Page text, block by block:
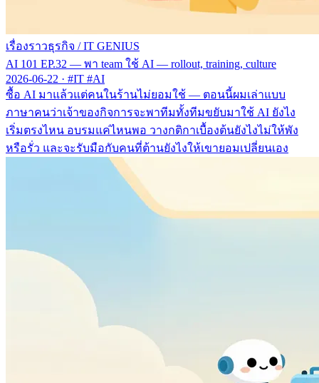
เรื่องราวธุรกิจ / IT GENIUS
AI 101 EP.32 — พา team ใช้ AI — rollout, training, culture
2026-06-22 · #IT #AI
ซื้อ AI มาแล้วแต่คนในร้านไม่ยอมใช้ — ตอนนี้ผมเล่าแบบ
ภาษาคนว่าเจ้าของกิจการจะพาทีมทั้งทีมขยับมาใช้ AI ยังไง
เริ่มตรงไหน อบรมแค่ไหนพอ วางกติกาเบื้องต้นยังไงไม่ให้พัง
หรือรั่ว และจะรับมือกับคนที่ต้านยังไงให้เขายอมเปลี่ยนเอง